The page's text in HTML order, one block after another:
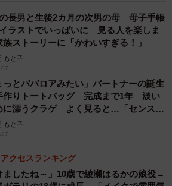
んだ高島崚輔氏（中央）と家族＝芦屋市内
とがある人が家族に呼びかけて会
それは、子どもの特権「お年玉」に
きで阪神ファンという高島家。毎オ
改のニュースがスポーツ紙を賑わせ
導入しよう」となったらしい。シス
ら減俸。逆に目標を超える成果を出
も期待できる…かも？そこはそれぞ
長男と生後2カ月の次男の母 母子手帳
ラストでいっぱいに 見る人を楽しま
族ストーリーに「かわいすぎる！」
もと子
っとババロアみたい」パートナーの誕生
作りトートバッグ 完成まで1年 淡い
に漂うクラゲ よく見ると…「センスす
もと子
アクセスランキング
ましたね～」10歳で綾瀬はるかの娘役→